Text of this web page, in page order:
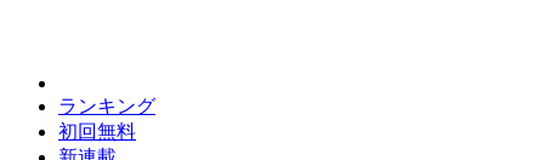
ランキング
初回無料